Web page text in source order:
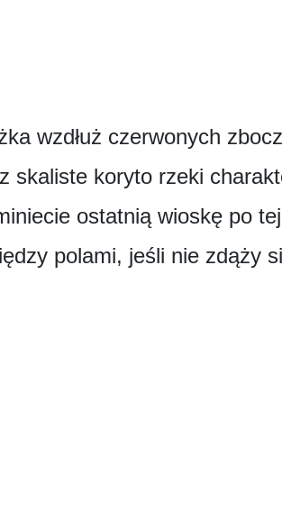
wzdłuż czerwonych
skaliste koryto rzeki
ostatnią wioskę po
polami, jeśli nie zdąży